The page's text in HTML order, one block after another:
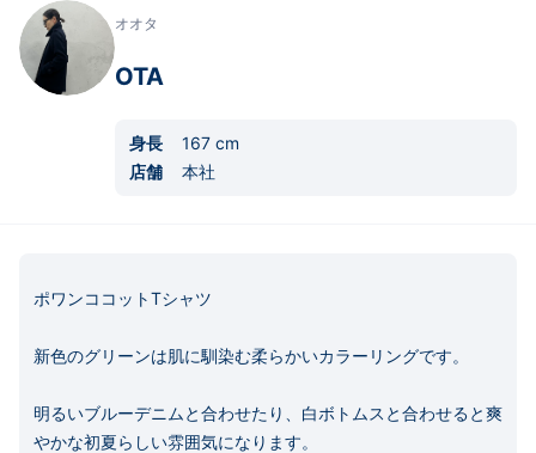
オオタ
OTA
身長 167 cm
店舗
本社
ポワンココットTシャツ
新色のグリーンは肌に馴染む柔らかいカラーリングです。
明るいブルーデニムと合わせたり、白ボトムスと合わせると爽
やかな初夏らしい雰囲気になります。